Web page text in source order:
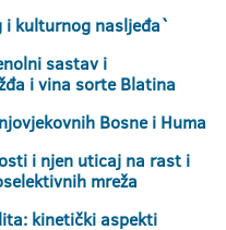
i kulturnog nasljeđa`
sastav i
i vina sorte Blatina
Bosne i Huma
i njen uticaj na rast i
mreža
kinetički aspekti